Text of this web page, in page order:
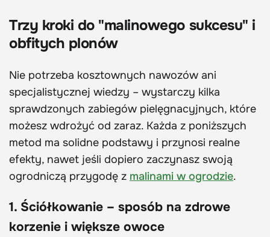
Trzy kroki do "malinowego sukcesu" i
obfitych plonów
Nie potrzeba kosztownych nawozów ani
specjalistycznej wiedzy – wystarczy kilka
sprawdzonych zabiegów pielęgnacyjnych, które
możesz wdrożyć od zaraz. Każda z poniższych
metod ma solidne podstawy i przynosi realne
efekty, nawet jeśli dopiero zaczynasz swoją
ogrodniczą przygodę z malinami w ogrodzie.
1. Ściółkowanie – sposób na zdrowe
korzenie i większe owoce